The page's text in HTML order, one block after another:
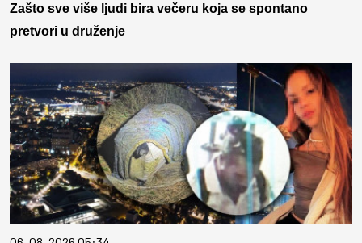
Zašto sve više ljudi bira večeru koja se spontano
pretvori u druženje